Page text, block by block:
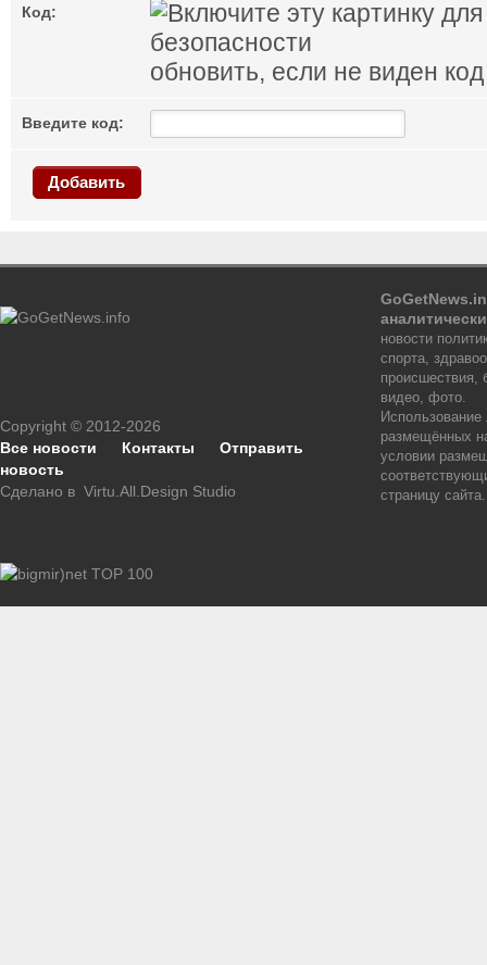
Код:
обновить, если не виден код
Введите код:
Добавить
Copyright © 2012-2026
Все новости
Контакты
Отправить
новость
Сделано в Virtu.All.Design Studio
новости
спорта,
происшествия,
видео, фото.
размещённых
условии
страницу сайта.